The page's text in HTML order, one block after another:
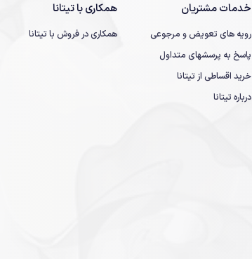
خدمات مشتریان
رویه های تعویض و مرجوعی
پاسخ به پرسشهای متداول
خرید اقساطی از تیتانا
درباره تیتانا
همکاری با تیتانا
همکاری در فروش با تیتانا